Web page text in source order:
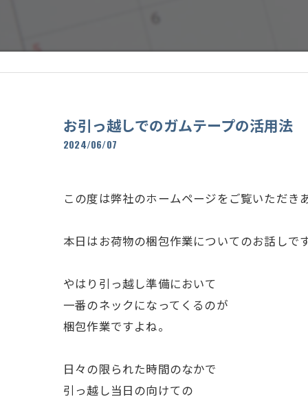
お引っ越しでのガムテープの活用法
2024/06/07
この度は弊社のホームページをご覧いただき
本日はお荷物の梱包作業についてのお話しです
やはり引っ越し準備において
一番のネックになってくるのが
梱包作業ですよね。
日々の限られた時間のなかで
引っ越し当日の向けての